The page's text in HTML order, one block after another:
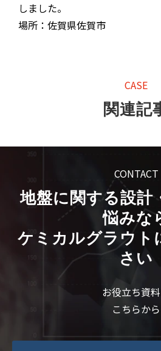
しました。
場所：佐賀県佐賀市
CASE
関連記
CONTACT
地盤に関する設計
悩みな
ケミカルグラウト
さい
お役立ち資
こちらから